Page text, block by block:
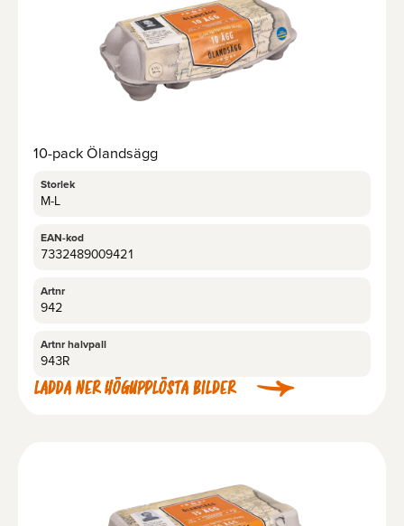
10-pack Ölandsägg
Storlek
M-L
EAN-kod
7332489009421
Artnr
942
Artnr halvpall
943R
LADDA NER HÖGUPPLÖSTA BILDER